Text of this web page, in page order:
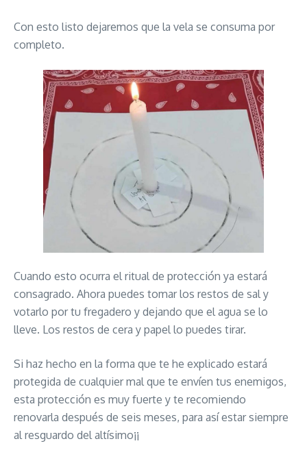
Con esto listo dejaremos que la vela se consuma por
completo.
Cuando esto ocurra el ritual de protección ya estará
consagrado. Ahora puedes tomar los restos de sal y
votarlo por tu fregadero y dejando que el agua se lo
lleve. Los restos de cera y papel lo puedes tirar.
Si haz hecho en la forma que te he explicado estará
protegida de cualquier mal que te envíen tus enemigos,
esta protección es muy fuerte y te recomiendo
renovarla después de seis meses, para así estar siempre
al resguardo del altísimo¡¡